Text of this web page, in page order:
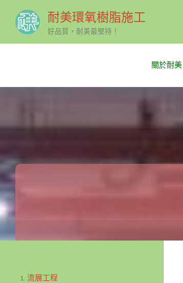
耐美環氧樹脂施工
好品質，耐美最堅持！
關於耐美
1. 流展工程